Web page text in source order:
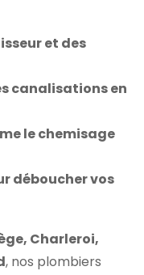
et des
canalisations en
le chemisage
déboucher vos
Charleroi,
, nos plombiers